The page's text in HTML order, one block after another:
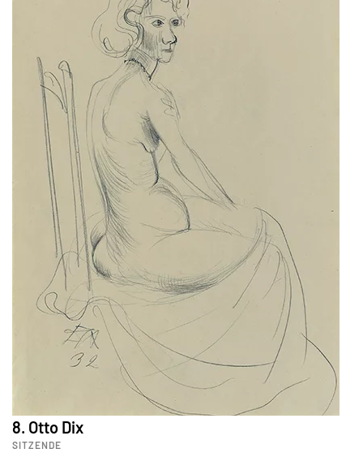
8. Otto Dix
SITZENDE